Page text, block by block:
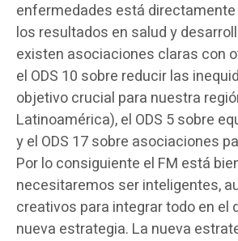
enfermedades está
los resultados en salud y
existen asociaciones claras con
el ODS 10 sobre reducir las
objetivo crucial para nuestra
Latinoamérica), el ODS 5 sobre
y el ODS 17 sobre asociaciones
Por lo consiguiente el FM está
necesitaremos ser inteligentes,
creativos para integrar todo en el
nueva estrategia. La nueva